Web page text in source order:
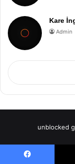
Kare
Admin
unblocked